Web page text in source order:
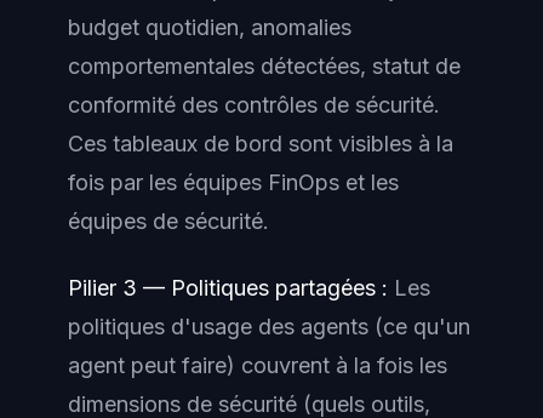
budget quotidien, anomalies
comportementales détectées, statut de
conformité des contrôles de sécurité.
Ces tableaux de bord sont visibles à la
fois par les équipes FinOps et les
équipes de sécurité.
Pilier 3 — Politiques partagées : Les
politiques d'usage des agents (ce qu'un
agent peut faire) couvrent à la fois les
dimensions de sécurité (quels outils,